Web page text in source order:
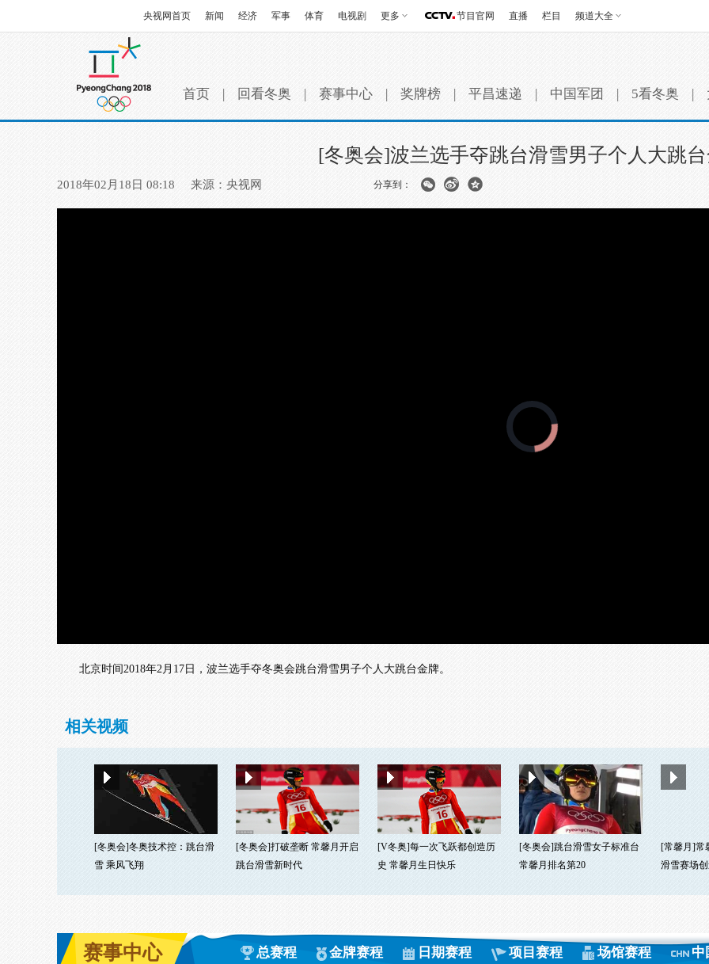
央视网首页 新闻 经济 军事 体育 电视剧 更多 节目官网 直播 栏目 频道大全
首页 | 回看冬奥 | 赛事中心 | 奖牌榜 | 平昌速递 | 中国军团 | 5看冬奥 |
[冬奥会]波兰选手夺跳台滑雪男子个人大跳
2018年02月18日 08:18 来源：央视网 分享到：
在
加
北京时间2018年2月17日，波兰选手夺冬奥会跳台滑雪男子个人大跳台金牌。
相关视频
[冬奥会]冬奥技术控：跳台滑
雪 乘风飞翔
[冬奥会]打破垄断 常馨月开启
跳台滑雪新时代
[V冬奥]每一次飞跃都创造历
史 常馨月生日快乐
[冬奥会]跳台滑雪女子标准台
常馨月排名第20
[常馨月]常
滑雪赛场
赛事中心 总赛程 金牌赛程 日期赛程 项目赛程 场馆赛程 中